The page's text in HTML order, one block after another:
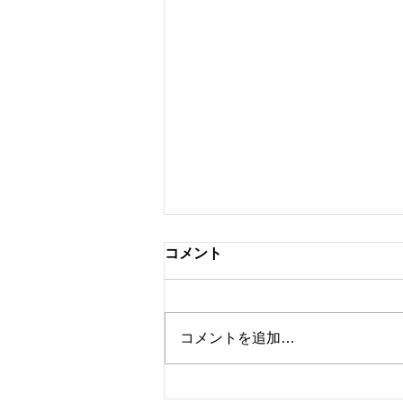
弘前で見た虹
コメント
コメントを追加…